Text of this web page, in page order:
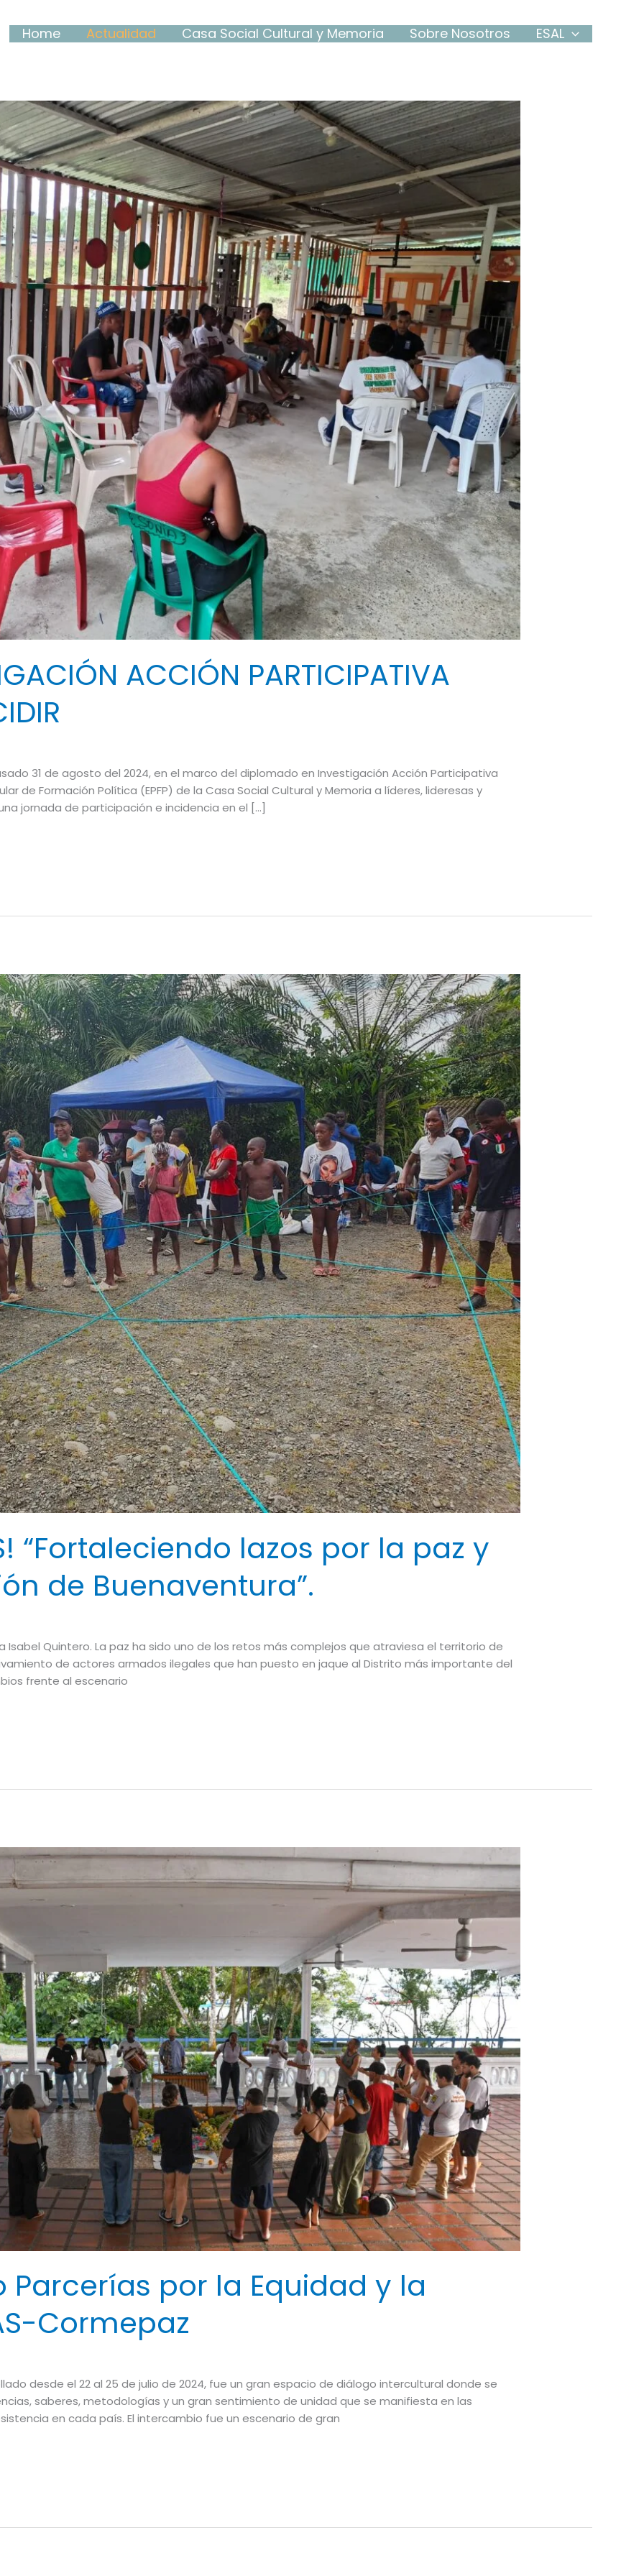
Home Actualidad Casa Social Cultural y Memoria Sobre Nosotros ESAL
ACCIÓN PARTICIPATIVA
31 de agosto del 2024, en el marco del diplomado en Investigación Acción Participativa
de Formación Política (EPFP) de la Casa Social Cultural y Memoria a líderes, lideresas y
jornada de participación e incidencia en el […]
“Fortaleciendo lazos por la paz y
de Buenaventura”.
Isabel Quintero. La paz ha sido uno de los retos más complejos que atraviesa el territorio de
de actores armados ilegales que han puesto en jaque al Distrito más importante del
frente al escenario
por la Equidad y la
Cormepaz
desde el 22 al 25 de julio de 2024, fue un gran espacio de diálogo intercultural donde se
saberes, metodologías y un gran sentimiento de unidad que se manifiesta en las
en cada país. El intercambio fue un escenario de gran